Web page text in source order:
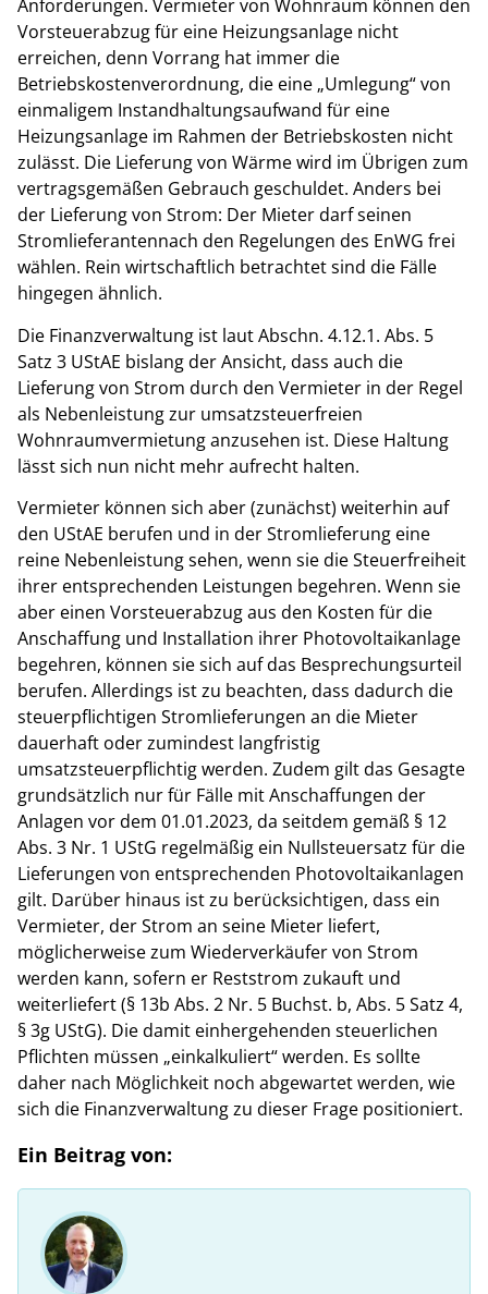
Anforderungen. Vermieter von Wohnraum können den
Vorsteuerabzug für eine Heizungsanlage nicht
erreichen, denn Vorrang hat immer die
Betriebskostenverordnung, die eine „Umlegung“ von
einmaligem Instandhaltungsaufwand für eine
Heizungsanlage im Rahmen der Betriebskosten nicht
zulässt. Die Lieferung von Wärme wird im Übrigen zum
vertragsgemäßen Gebrauch geschuldet. Anders bei
der Lieferung von Strom: Der Mieter darf seinen
Stromlieferantennach den Regelungen des EnWG frei
wählen. Rein wirtschaftlich betrachtet sind die Fälle
hingegen ähnlich.
Die Finanzverwaltung ist laut Abschn. 4.12.1. Abs. 5
Satz 3 UStAE bislang der Ansicht, dass auch die
Lieferung von Strom durch den Vermieter in der Regel
als Nebenleistung zur umsatzsteuerfreien
Wohnraumvermietung anzusehen ist. Diese Haltung
lässt sich nun nicht mehr aufrecht halten.
Vermieter können sich aber (zunächst) weiterhin auf
den UStAE berufen und in der Stromlieferung eine
reine Nebenleistung sehen, wenn sie die Steuerfreiheit
ihrer entsprechenden Leistungen begehren. Wenn sie
aber einen Vorsteuerabzug aus den Kosten für die
Anschaffung und Installation ihrer Photovoltaikanlage
begehren, können sie sich auf das Besprechungsurteil
berufen. Allerdings ist zu beachten, dass dadurch die
steuerpflichtigen Stromlieferungen an die Mieter
dauerhaft oder zumindest langfristig
umsatzsteuerpflichtig werden. Zudem gilt das Gesagte
grundsätzlich nur für Fälle mit Anschaffungen der
Anlagen vor dem 01.01.2023, da seitdem gemäß § 12
Abs. 3 Nr. 1 UStG regelmäßig ein Nullsteuersatz für die
Lieferungen von entsprechenden Photovoltaikanlagen
gilt. Darüber hinaus ist zu berücksichtigen, dass ein
Vermieter, der Strom an seine Mieter liefert,
möglicherweise zum Wiederverkäufer von Strom
werden kann, sofern er Reststrom zukauft und
weiterliefert (§ 13b Abs. 2 Nr. 5 Buchst. b, Abs. 5 Satz 4,
§ 3g UStG). Die damit einhergehenden steuerlichen
Pflichten müssen „einkalkuliert“ werden. Es sollte
daher nach Möglichkeit noch abgewartet werden, wie
sich die Finanzverwaltung zu dieser Frage positioniert.
Ein Beitrag von: